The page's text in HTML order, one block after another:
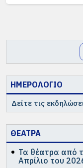
ΗΜΕΡΟΛΟΓΙΟ
Δείτε τις
ΘΕΑΤΡΑ
Τα θέατρα από
Απρίλιο του